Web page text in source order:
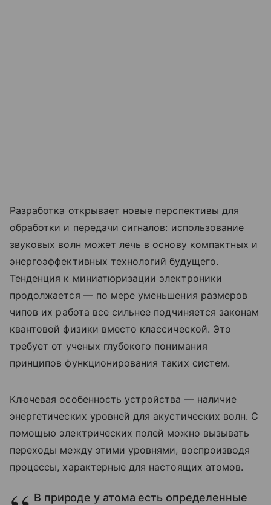
Разработка открывает новые перспективы для
обработки и передачи сигналов: использование
звуковых волн может лечь в основу компактных и
энергоэффективных технологий будущего.
Тенденция к миниатюризации электроники
продолжается — по мере уменьшения размеров
чипов их работа все сильнее подчиняется законам
квантовой физики вместо классической. Это
требует от ученых глубокого понимания
принципов функционирования таких систем.
Ключевая особенность устройства — наличие
энергетических уровней для акустических волн. С
помощью электрических полей можно вызывать
переходы между этими уровнями, воспроизводя
процессы, характерные для настоящих атомов.
В природе у атома есть определенные